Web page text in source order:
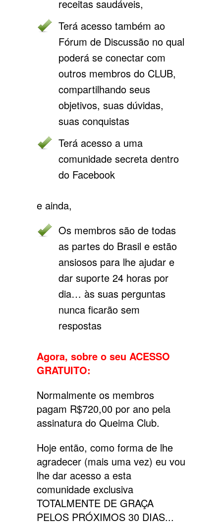
receitas saudáveis,
Terá acesso também ao
Fórum de Discussão no qual
poderá se conectar com
outros membros do CLUB,
compartilhando seus
objetivos, suas dúvidas,
suas conquistas
Terá acesso a uma
comunidade secreta dentro
do Facebook
e ainda,
Os membros são de todas
as partes do Brasil e estão
ansiosos para lhe ajudar e
dar suporte 24 horas por
dia… às suas perguntas
nunca ficarão sem
respostas
Agora, sobre o seu ACESSO
GRATUITO:
Normalmente os membros
pagam R$720,00 por ano pela
assinatura do Queima Club.
Hoje então, como forma de lhe
agradecer (mais uma vez) eu vou
lhe dar acesso a esta
comunidade exclusiva
TOTALMENTE DE GRAÇA
PELOS PRÓXIMOS 30 DIAS...